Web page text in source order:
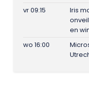
vr 09:15
Iris
en
wo 16:00